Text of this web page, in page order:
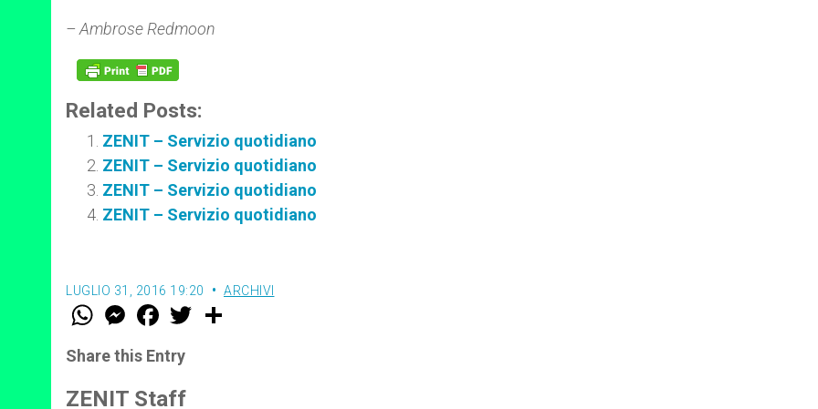
– Ambrose Redmoon
Related Posts:
ZENIT – Servizio quotidiano
ZENIT – Servizio quotidiano
ZENIT – Servizio quotidiano
ZENIT – Servizio quotidiano
LUGLIO 31, 2016 19:20 ARCHIVI
W
t
s
p
M
e
s
e
g
F
a
e
b
o
w
Share this Entry
ZENIT Staff